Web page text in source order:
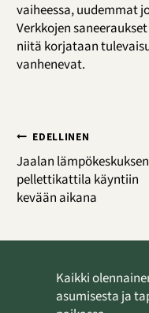
vaiheessa, uudemmat
Verkkojen
niitä korjataan
vanhenevat.
Artikkelien
selaus
EDELLINEN
Jaalan lämpökeskuksen
pellettikattila käyntiin
kevään aikana
Kaikki
asumisesta ja